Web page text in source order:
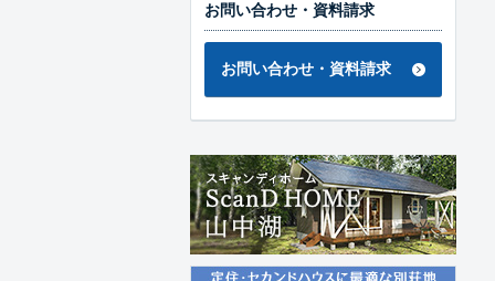
お問い合わせ・資料請求
お問い合わせ・資料請求